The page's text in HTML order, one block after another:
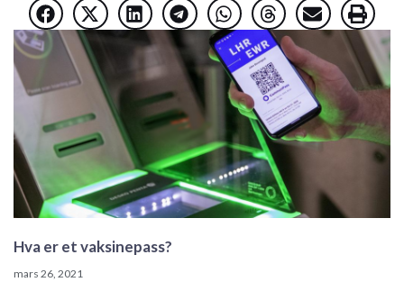
Hva er et vaksinepass?
mars 26, 2021